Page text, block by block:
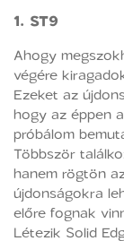
1. ST9
Ahogy
végére
Ezeket az
hogy az éppen
próbálom
Többször
hanem rögtön
újdonságokra
előre fognak
Létezik Solid